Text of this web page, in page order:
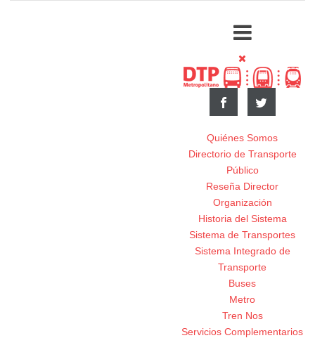
Quiénes Somos
Directorio de Transporte
Público
Reseña Director
Organización
Historia del Sistema
Sistema de Transportes
Sistema Integrado de
Transporte
Buses
Metro
Tren Nos
Servicios Complementarios